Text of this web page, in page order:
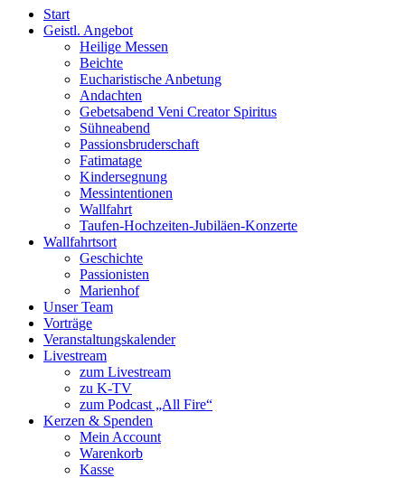
Start
Geistl. Angebot
Heilige Messen
Beichte
Eucharistische Anbetung
Andachten
Gebetsabend Veni Creator Spiritus
Sühneabend
Passionsbruderschaft
Fatimatage
Kindersegnung
Messintentionen
Wallfahrt
Taufen-Hochzeiten-Jubiläen-Konzerte
Wallfahrtsort
Geschichte
Passionisten
Marienhof
Unser Team
Vorträge
Veranstaltungskalender
Livestream
zum Livestream
zu K-TV
zum Podcast „All Fire“
Kerzen & Spenden
Mein Account
Warenkorb
Kasse